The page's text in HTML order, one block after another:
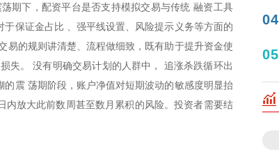
期下，配资平台是否支持模拟交易与传统 融资工具
保证金占比 、强平线设置、风险提示义务等方面的
易的规则讲清楚、流程做细致，既有助于提升资金使
失。 没有明确交易计划的人群中， 追涨杀跌循环出
震 荡期阶段，账户净值对短期波动的敏感度明显抬
放大此前数周甚至数月累积的风险。投资者需要结
04
05